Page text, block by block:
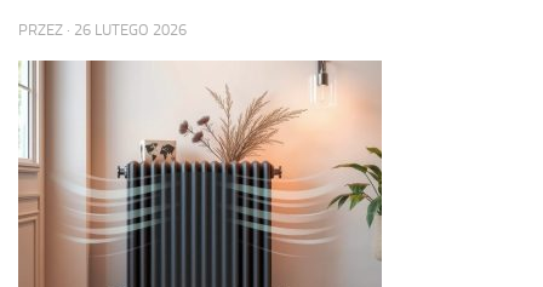
PRZEZ · 26 LUTEGO 2026